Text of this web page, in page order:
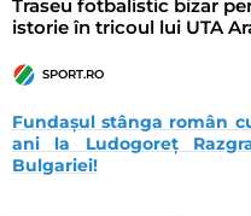
Traseu fotbalistic bizar
istorie în tricoul lui UTA
SPORT.RO
Fundașul stânga român
ani la Ludogoreț
Bulgariei!